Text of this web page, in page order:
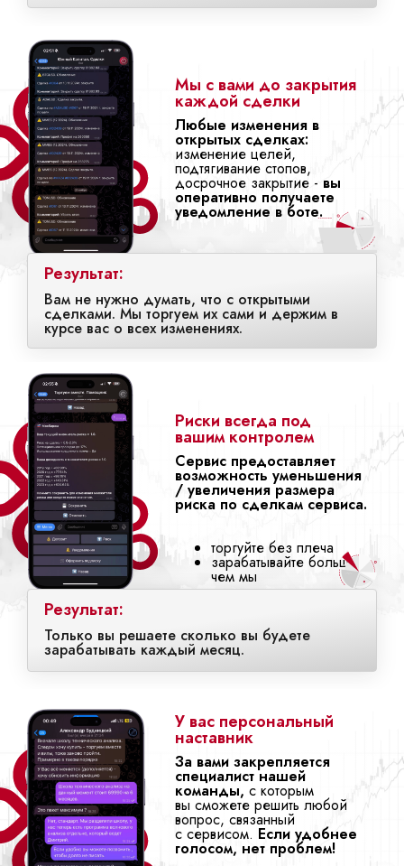
Результат:
Вам не нужно думать, что с открытыми
сделками. Мы торгуем их сами и держим в
курсе вас о всех изменениях.
Мы с вами до закрытия
каждой сделки
Любые изменения в
открытых сделках:
изменение целей,
подтягивание стопов,
досрочное закрытие - вы
оперативно получаете
уведомление в боте.
Результат:
Только вы решаете сколько вы будете
зарабатывать каждый месяц.
Риски всегда под
вашим контролем
Сервис предоставляет
возможность уменьшения
/ увеличения размера
риска по сделкам сервиса.
торгуйте без плеча
зарабатывайте больше,
чем мы
У вас персональный
наставник
За вами закрепляется
специалист нашей
команды, с которым
вы сможете решить любой
вопрос, связанный
с сервисом. Если удобнее
голосом, нет проблем!